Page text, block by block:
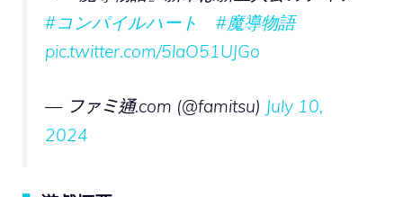
#コンパイルハート
#魔導物語
pic.twitter.com/5laO51UJGo
— ファミ通.com (@famitsu) July 10,
2024